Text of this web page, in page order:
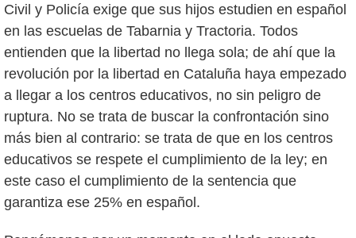
Civil y Policía exige que sus hijos estudien en español
en las escuelas de Tabarnia y Tractoria. Todos
entienden que la libertad no llega sola; de ahí que la
revolución por la libertad en Cataluña haya empezado
a llegar a los centros educativos, no sin peligro de
ruptura. No se trata de buscar la confrontación sino
más bien al contrario: se trata de que en los centros
educativos se respete el cumplimiento de la ley; en
este caso el cumplimiento de la sentencia que
garantiza ese 25% en español.